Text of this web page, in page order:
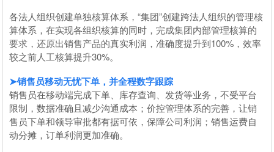
各法人组织创建单独核算体系，“集团”创建跨法人组织的管理核
算体系，在实现各组织核算的同时，完成集团内部管理核算的
要求，还原出销售产品的真实利润，准确度提升到100%，效率
较之前人工核算提升30%。
➤销售员移动无忧下单，并全程数字跟踪
销售员在移动端完成下单、库存查询、发货等业务，不受平台
限制，数据准确且减少沟通成本；价控管理体系的完善，让销
售员下单和领导审批都有据可依，保障公司利润；销售运费自
动分摊，订单利润更加准确。